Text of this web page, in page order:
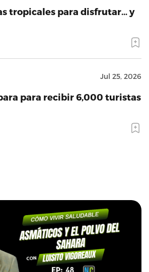
tropicales para disfrutar… y
Jul 25, 2026
para recibir 6,000 turistas